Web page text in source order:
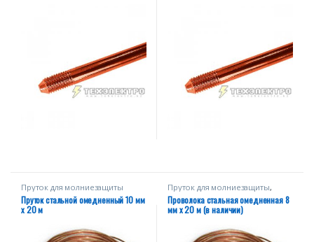
Пруток для молниезащиты
Пруток стальной омедненный 10 мм
х 20 м
Пруток для молниезащиты,
СПЕЦПРЕДЛОЖЕНИЕ
Проволока стальная омедненная 8
мм х 20 м (в наличии)